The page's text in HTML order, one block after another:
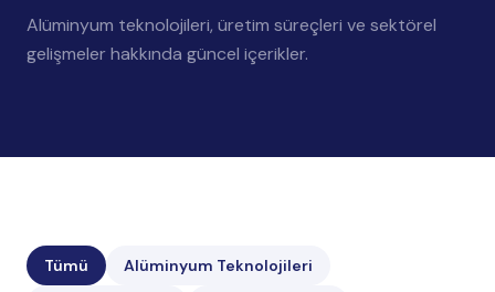
Alüminyum teknolojileri, üretim süreçleri ve sektörel
gelişmeler hakkında güncel içerikler.
Tümü
Alüminyum Teknolojileri